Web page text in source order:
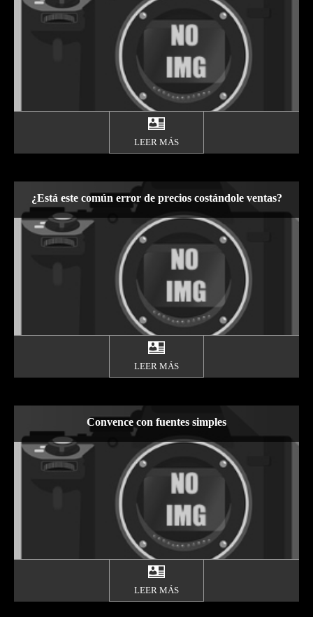
LEER MÁS
¿Está este común error de precios costándole ventas?
LEER MÁS
Convence con fuentes simples
LEER MÁS